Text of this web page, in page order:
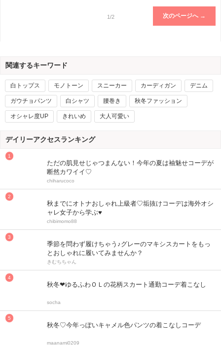
1/2 次のページへ →
関連するキーワード
白トップス モノトーン スニーカー カーディガン デニム
ガウチョパンツ 白シャツ 腰巻き 秋冬ファッション
オシャレ度UP きれいめ 大人可愛い
デイリーアクセスランキング
ただの肌見せじゃつまんない！今年の夏は袖魅せコーデが
断然カワイイ♡
chiharucoco
秋までにオトナおしゃれ上級者♡垢抜けコーデは海外オシ
ャレ女子から学ぶ♥
chibimomo88
季節を問わず履けちゃう♪グレーのマキシスカートをもっ
とおしゃれに履いてみませんか？
きむちちゃん
秋冬❤ゆるふわＯＬの花柄スカート通勤コーデ着こなし
socha
秋冬♡今年っぽいキャメル色パンツの着こなしコーデ
maanami0209